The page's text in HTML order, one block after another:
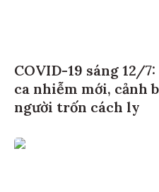
COVID-19 sáng 12/
ca nhiễm mới, cảnh
người trốn cách ly